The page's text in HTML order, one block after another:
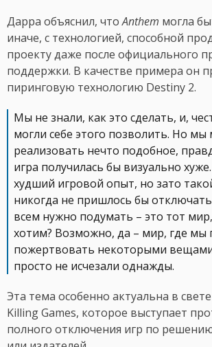
Дарра объяснил, чтоAnthem могла
иначе, с технологией, способной
проекту даже после официального
поддержки. В качестве примера он
пиринговую технологию Destiny 2.
Мы не знали, как это сделать, и,
могли себе этого позволить. Но мы
реализовать нечто подобное,
игра получилась бы визуально
худший игровой опыт, но зато
никогда не пришлось бы
всем нужно подумать – это тот
хотим? Возможно, да – мир, где мы
пожертвовать некоторыми
просто не исчезали однажды.
Эта тема особенно актуальна в
Killing Games, которое выступает
полного отключения игр по